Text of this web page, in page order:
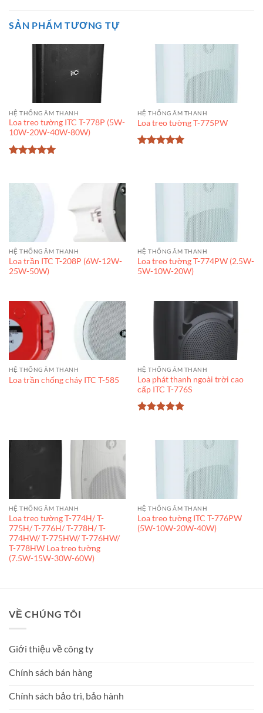
SẢN PHẨM TƯƠNG TỰ
HỆ THỐNG ÂM THANH
Loa treo tường ITC T-778P (5W-
10W-20W-40W-80W)
sao
HỆ THỐNG ÂM THANH
Loa treo tường T-775PW
HỆ THỐNG ÂM THANH
Loa trần ITC T-208P (6W-12W-
25W-50W)
HỆ THỐNG ÂM THANH
Loa treo tường T-774PW (2.5W-
5W-10W-20W)
HỆ THỐNG ÂM THANH
Loa trần chống cháy ITC T-585
HỆ THỐNG ÂM THANH
Loa phát thanh ngoài trời cao
cấp ITC T-776S
HỆ THỐNG ÂM THANH
Loa treo tường T-774H/ T-
775H/ T-776H/ T-778H/ T-
774HW/ T-775HW/ T-776HW/
T-778HW Loa treo tường
(7.5W-15W-30W-60W)
HỆ THỐNG ÂM THANH
Loa treo tường ITC T-776PW
(5W-10W-20W-40W)
VỀ CHÚNG TÔI
Giới thiệu về công ty
Chính sách bán hàng
Chính sách bảo trì, bảo hành